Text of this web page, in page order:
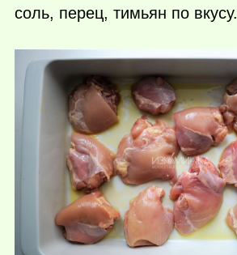
соль, перец, тимьян по вкусу.